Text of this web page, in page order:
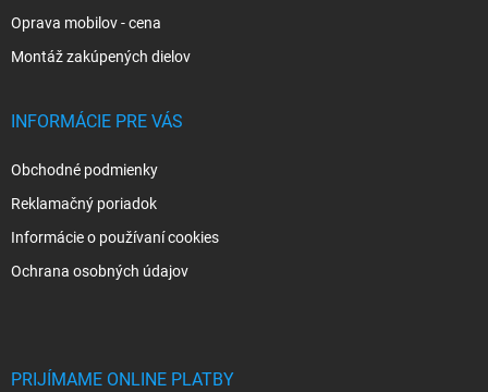
Oprava mobilov - cena
Montáž zakúpených dielov
INFORMÁCIE PRE VÁS
Obchodné podmienky
Reklamačný poriadok
Informácie o používaní cookies
Ochrana osobných údajov
PRIJÍMAME ONLINE PLATBY